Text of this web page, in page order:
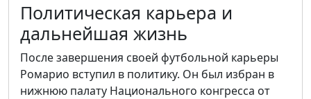
Политическая карьера и
дальнейшая жизнь
После завершения своей футбольной карьеры
Ромарио вступил в политику. Он был избран в
нижнюю палату Национального конгресса от